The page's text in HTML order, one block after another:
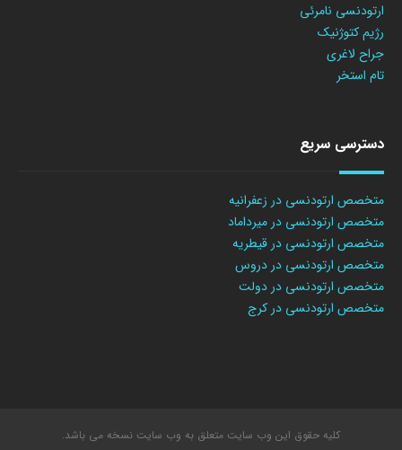
ارتودنسی نامرئی
رژیم کتوژنیک
جراح لاغری
تام استخر
دسترسی سریع
متخصص ارتودنسی در زعفرانیه
متخصص ارتودنسی در میرداماد
متخصص ارتودنسی در قیطریه
متخصص ارتودنسی در دروس
متخصص ارتودنسی در دولت
متخصص ارتودنسی در کرج
کلیه حقوق این وب سایت متعلق به وب سایت نسخه می باشد.